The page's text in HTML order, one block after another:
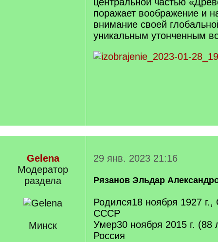
поражает воображение и
внимание своей
уникальным утонченным
Gelena
Модератор
раздела
Минск
29 янв. 2023 21:16
Рязанов Эльдар
Родился18 ноября 1927
СССР
Умер30 ноября 2015 г. (88
Россия